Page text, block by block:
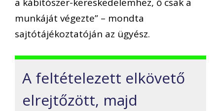
munkáját végezte” – mondta
sajtótájékoztatóján az ügyész.
A feltételezett elkövető
elrejtőzött, majd